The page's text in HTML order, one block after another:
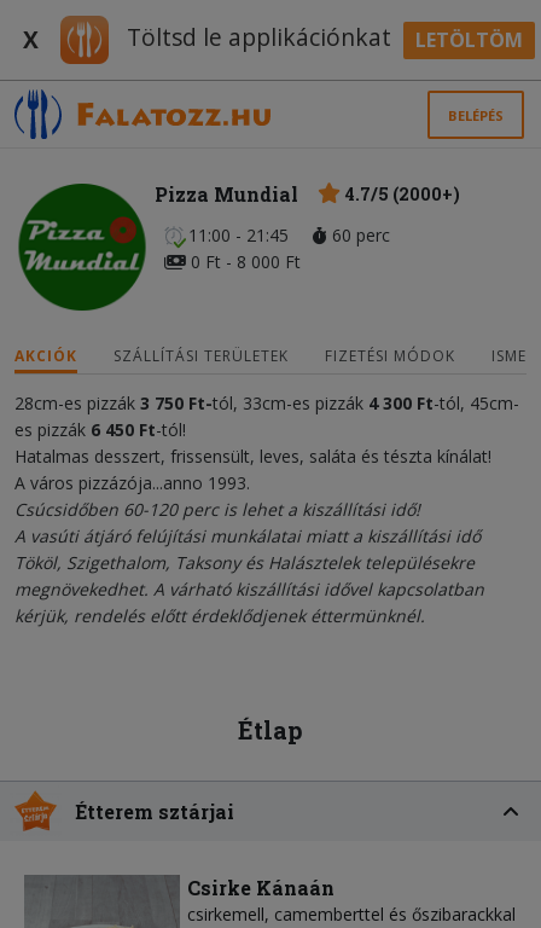
X Töltsd le applikációnkat LETÖLTÖM
BELÉPÉS
Pizza Mundial
4.7/5 (2000+)
11:00 - 21:45
60 perc
0 Ft - 8 000 Ft
AKCIÓK SZÁLLÍTÁSI TERÜLETEK FIZETÉSI MÓDOK
28cm-es pizzák 3 750 Ft-tól, 33cm-es pizzák 4 300 Ft-tól, 45cm-
es pizzák 6 450 Ft-tól!
Hatalmas desszert, frissensült, leves, saláta és tészta kínálat!
A város pizzázója...anno 1993.
Csúcsidőben 60-120 perc is lehet a kiszállítási idő!
A vasúti átjáró felújítási munkálatai miatt a kiszállítási idő
Tököl, Szigethalom, Taksony és Halásztelek településekre
megnövekedhet. A várható kiszállítási idővel kapcsolatban
kérjük, rendelés előtt érdeklődjenek éttermünknél.
Étlap
Étterem sztárjai
Csirke Kánaán
csirkemell, camemberttel és őszibarackkal